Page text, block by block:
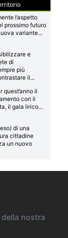
l’aspetto
prossimo futuro
variante...
e
di
più
il...
quest’anno il
con il
il gala lirico...
di una
cittadine
un nuovo
nostra